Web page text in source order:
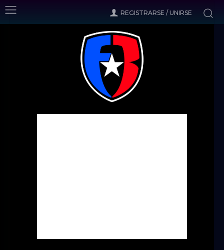
REGISTRARSE / UNIRSE